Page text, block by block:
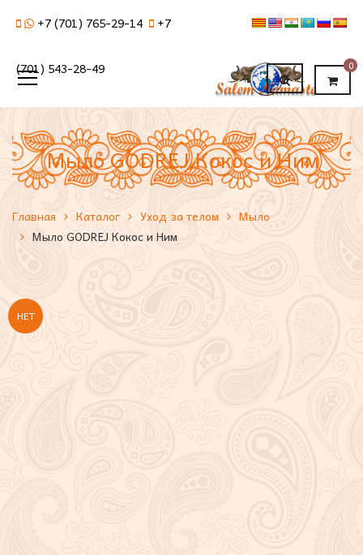
+7 (701) 765-29-14 +7
(701) 543-28-49 0
Мыло GODREJ Кокос и Ним
Главная Каталог Уход за телом
Мыло
Мыло GODREJ Кокос и Ним
НЕТ